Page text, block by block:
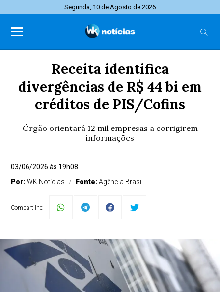
Segunda, 10 de Agosto de 2026
Receita identifica
divergências de R$ 44 bi em
créditos de PIS/Cofins
Órgão orientará 12 mil empresas a corrigirem
informações
03/06/2026 às 19h08
Por:WK Notícias Fonte:Agência Brasil
Compartilhe: